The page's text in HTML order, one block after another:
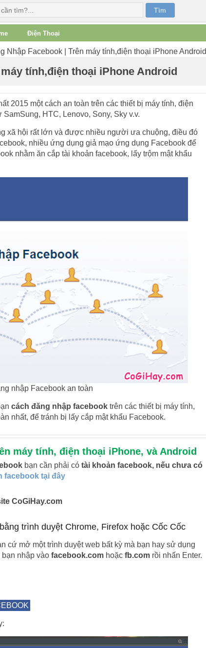
Điện Thoại
Nhập Facebook | Trên máy tính,điện thoại iPhone Android
tính,điện thoại iPhone Android
2015 một cách an toàn trên các thiết bị máy tính, điện
HTC, Lenovo, Sony, Sky v.v.
xã hội rất lớn và được nhiều người ưa chuộng, điều đó
nhiều ứng dụng giả mạo ứng dụng Facebook để
nhằm ăn cắp tài khoản facebook, lấy trộm mật khẩu
nhập Facebook an toàn
cách đăng nhập facebooktrên các thiết bị máy tính,
nhất, để tránh bị lấy cắp mật khẩu Facebook.
máy tính, điện thoại iPhone, và Android
bạn cần phải có tài khoản facebook, nếu chưa có
facebook tại đây
CoGiHay.com
trình duyệt Chrome, Firefox hoặc Cốc Cốc
cứ mở một trình duyệt web bất kỳ mà bạn hay sử dụng
nhập vào facebook.comhoặc fb.comrồi nhấn Enter.